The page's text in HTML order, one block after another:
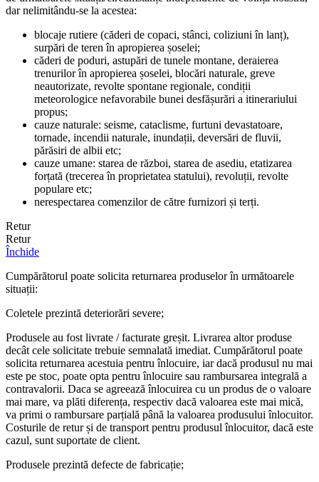
dar nelimitându-se la acestea:
blocaje rutiere (căderi de copaci, stânci, coliziuni în lanț),
surpări de teren în apropierea șoselei;
căderi de poduri, astupări de tunele montane, deraierea
trenurilor în apropierea șoselei, blocări naturale, greve
neautorizate, revolte spontane regionale, condiții
meteorologice nefavorabile bunei desfășurări a itinerariului
propus;
cauze naturale: seisme, cataclisme, furtuni devastatoare,
tornade, incendii naturale, inundații, deversări de fluvii,
părăsiri de albii etc;
cauze umane: starea de război, starea de asediu, etatizarea
forțată (trecerea în proprietatea statului), revoluții, revolte
populare etc;
nerespectarea comenzilor de către furnizori și terți.
Retur
Retur
Închide
Cumpărătorul poate solicita returnarea produselor în următoarele
situații:
Coletele prezintă deteriorări severe;
Produsele au fost livrate / facturate greșit. Livrarea altor produse
decât cele solicitate trebuie semnalată imediat. Cumpărătorul poate
solicita returnarea acestuia pentru înlocuire, iar dacă produsul nu mai
este pe stoc, poate opta pentru înlocuire sau rambursarea integrală a
contravalorii. Daca se agreează înlocuirea cu un produs de o valoare
mai mare, va plăti diferența, respectiv dacă valoarea este mai mică,
va primi o rambursare parțială până la valoarea produsului înlocuitor.
Costurile de retur și de transport pentru produsul înlocuitor, dacă este
cazul, sunt suportate de client.
Produsele prezintă defecte de fabricație;